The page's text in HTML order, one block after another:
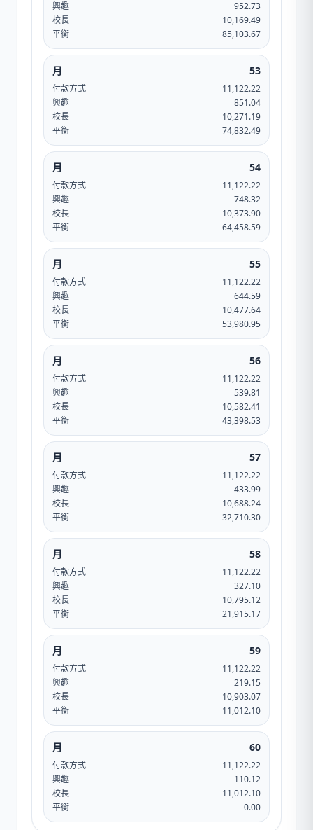
興趣
952.73
校長
10,169.49
平衡
85,103.67
月 53
付款方式
11,122.22
興趣
851.04
校長
10,271.19
平衡
74,832.49
月 54
付款方式
11,122.22
興趣
748.32
校長
10,373.90
平衡
64,458.59
月 55
付款方式
11,122.22
興趣
644.59
校長
10,477.64
平衡
53,980.95
月 56
付款方式
11,122.22
興趣
539.81
校長
10,582.41
平衡
43,398.53
月 57
付款方式
11,122.22
興趣
433.99
校長
10,688.24
平衡
32,710.30
月 58
付款方式
11,122.22
興趣
327.10
校長
10,795.12
平衡
21,915.17
月 59
付款方式
11,122.22
興趣
219.15
校長
10,903.07
平衡
11,012.10
月 60
付款方式
11,122.22
興趣
110.12
校長
11,012.10
平衡
0.00